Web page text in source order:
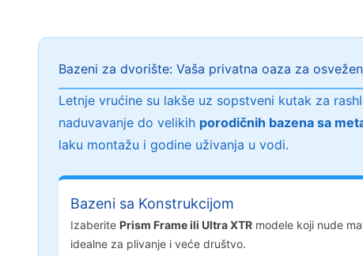
Bazeni za dvorište: Vaša privatna oaza za
Letnje vrućine su lakše uz sopstveni kutak za
naduvavanje do velikih porodičnih bazena sa
laku montažu i godine uživanja u vodi.
Bazeni sa Konstrukcijom
Izaberite Prism Frame ili Ultra XTR modele koji nude
idealne za plivanje i veće društvo.